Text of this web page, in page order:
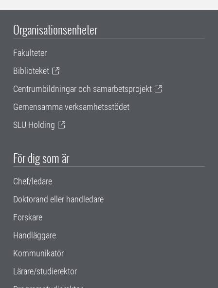
Organisationsenheter
Fakulteter
Biblioteket
Centrumbildningar och samarbetsprojekt
Gemensamma verksamhetsstödet
SLU Holding
För dig som är
Chef/ledare
Doktorand eller handledare
Forskare
Handläggare
Kommunikatör
Lärare/studierektor